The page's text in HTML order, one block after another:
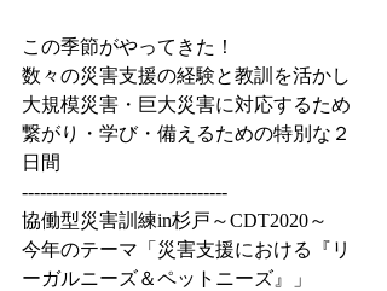
この季節がやってきた！
数々の災害支援の経験と教訓を活かし
大規模災害・巨大災害に対応するため
繋がり・学び・備えるための特別な２
日間
----------------------------------
協働型災害訓練in杉戸～CDT2020～
今年のテーマ「災害支援における『リ
ーガルニーズ＆ペットニーズ』」